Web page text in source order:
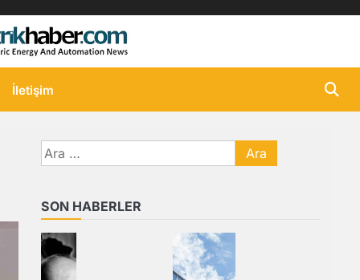
İletişim
Arama:
SON HABERLER